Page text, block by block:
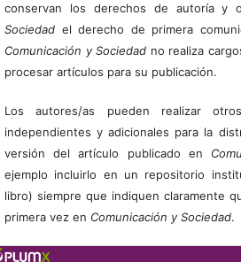
conservan los derechos de autoría y
Sociedadel derecho de primera
Comunicación y Sociedad no realiza
procesar artículos para su publicación.
Los autores/as pueden realizar
independientes y adicionales para la
versión del artículo publicado en
ejemplo incluirlo en un repositorio
libro) siempre que indiquen claramente
primera vez en Comunicación y Sociedad.